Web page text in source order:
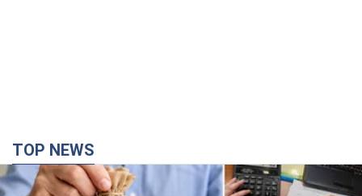
TOP NEWS